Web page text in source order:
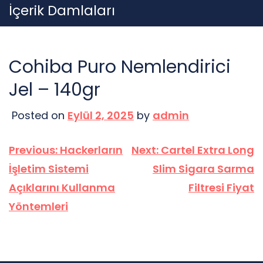
Skip
to
İçerik Damlaları
Cohiba Puro Nemlendirici
Jel – 140gr
Posted on Eylül 2, 2025 by admin
Yazı
gezinmesi
Previous: Hackerların
İşletim Sistemi
Açıklarını Kullanma
Yöntemleri
Next: Cartel Extra Long
Slim Sigara Sarma
Filtresi Fiyat